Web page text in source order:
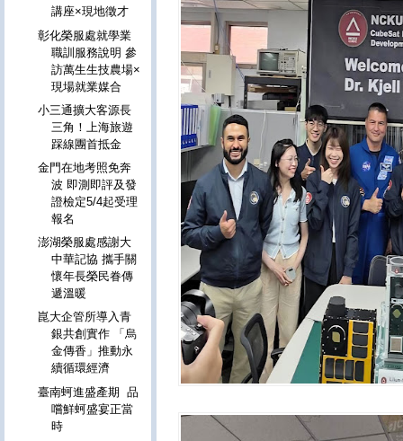
講座×現地徵才
彰化榮服處就學業
職訓服務說明 參
訪萬生生技農場×
現場就業媒合
小三通擴大客源長
三角！上海旅遊
踩線團首抵金
金門在地考照免奔
波 即測即評及發
證檢定5/4起受理
報名
澎湖榮服處感謝大
中華記協 攜手關
懷年長榮民眷傳
遞溫暖
崑大企管所導入青
銀共創實作 「烏
金傳香」推動永
續循環經濟
臺南蚵進盛產期 品
嚐鮮蚵盛宴正當
時